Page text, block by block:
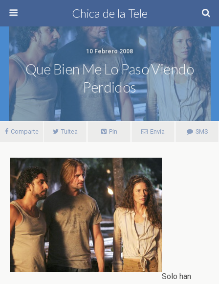
Chica de la Tele
10 Febrero 2008
Que Bien Me Lo Paso Viendo
Perdidos
Comparte Tuitea Pin Envía SMS
Solo han